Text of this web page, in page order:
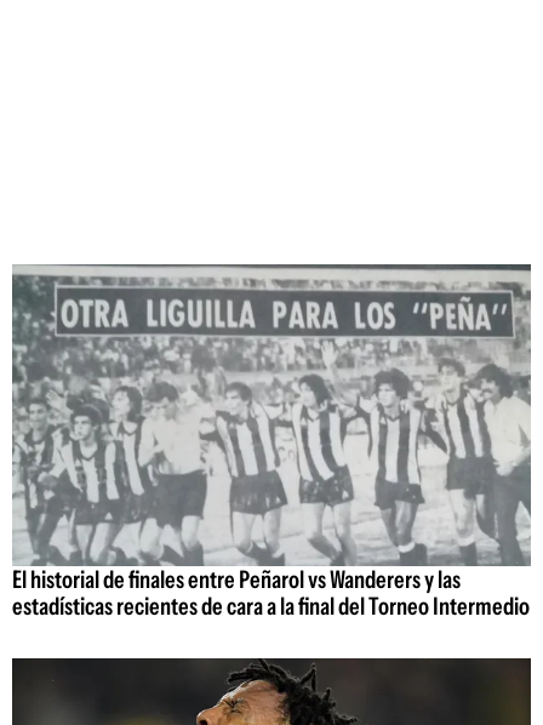
El historial de finales entre Peñarol vs Wanderers y las
estadísticas recientes de cara a la final del Torneo Intermedio